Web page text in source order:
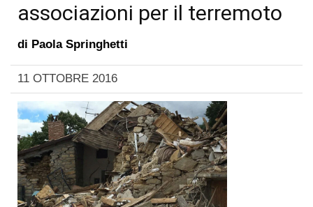
associazioni per il terremoto
di Paola Springhetti
11 OTTOBRE 2016